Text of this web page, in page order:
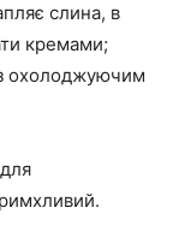
слина, в
кремами;
охолоджуючим